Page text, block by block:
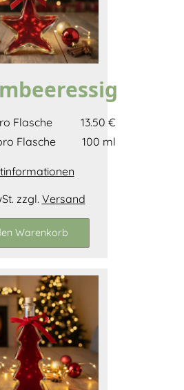
Flasche
13.50 €
Flasche
100 ml
zzgl. Versand
Warenkorb